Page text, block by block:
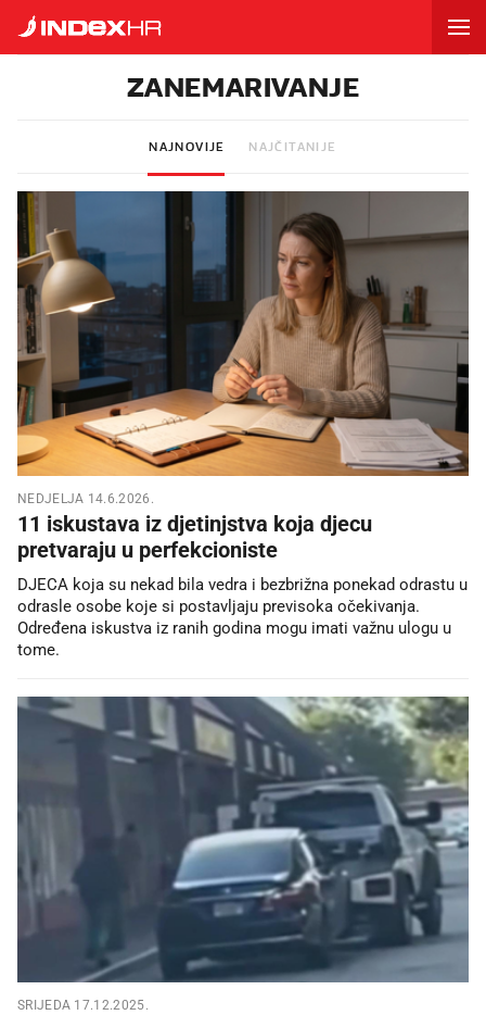
ZANEMARIVANJE
NAJNOVIJE NAJČITANIJE
NEDJELJA 14.6.2026.
11 iskustava iz djetinjstva koja djecu
pretvaraju u perfekcioniste
DJECA koja su nekad bila vedra i bezbrižna ponekad odrastu u
odrasle osobe koje si postavljaju previsoka očekivanja.
Određena iskustva iz ranih godina mogu imati važnu ulogu u
tome.
SRIJEDA 17.12.2025.